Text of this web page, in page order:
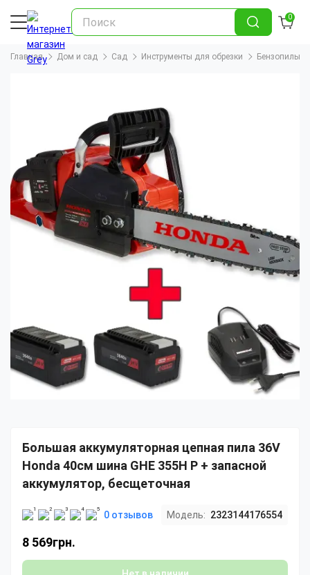
0
Главная Дом и сад Сад Инструменты для обрезки Бензопилы и
Большая аккумуляторная цепная пила 36V
Honda 40см шина GHE 355H P + запасной
аккумулятор, бесщеточная
0 отзывов Модель: 2323144176554
8 569грн.